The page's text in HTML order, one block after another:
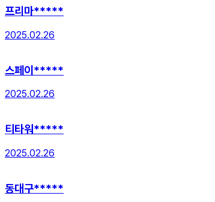
프리마*****
2025.02.26
스페이*****
2025.02.26
티타워*****
2025.02.26
동대구*****